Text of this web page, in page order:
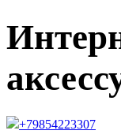
+79854223307